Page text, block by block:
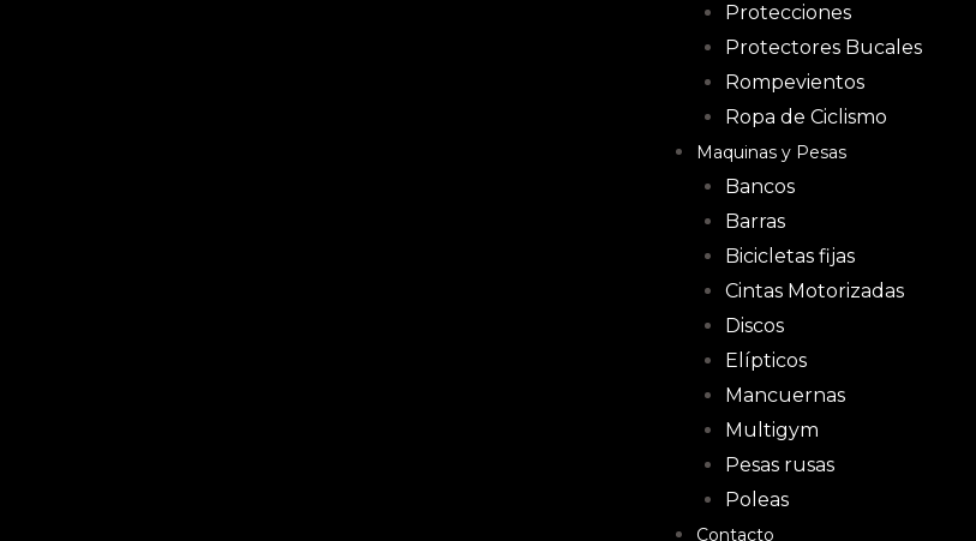
Protecciones
Protectores Bucales
Rompevientos
Ropa de Ciclismo
Maquinas y Pesas
Bancos
Barras
Bicicletas fijas
Cintas Motorizadas
Discos
Elípticos
Mancuernas
Multigym
Pesas rusas
Poleas
Contacto